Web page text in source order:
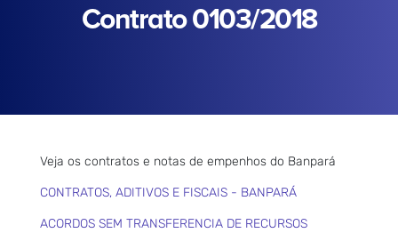
Contrato 0103/2018
Veja os contratos e notas de empenhos do Banpará
CONTRATOS, ADITIVOS E FISCAIS - BANPARÁ
ACORDOS SEM TRANSFERENCIA DE RECURSOS